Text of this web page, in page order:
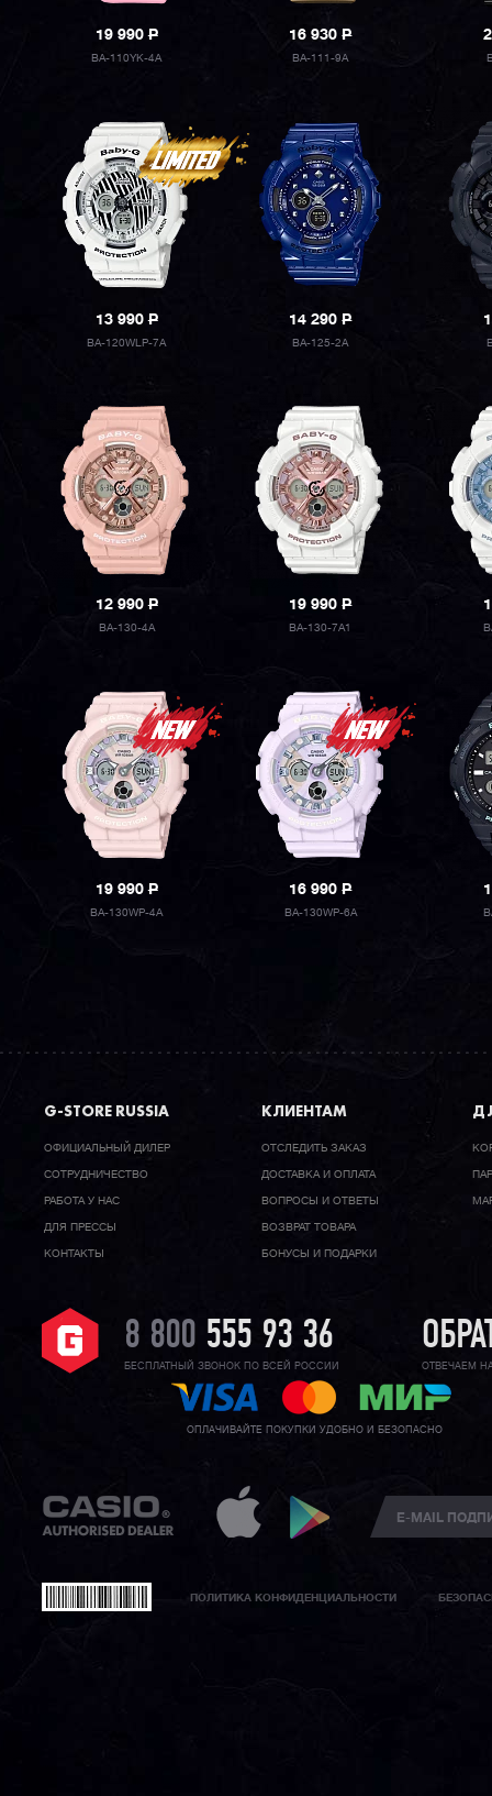
19 990P
BA-110YK-4A
16 930P
BA-111-9A
13 990P
BA-120WLP-7A
14 290P
BA-125-2A
12 990P
BA-130-4A
19 990P
BA-130-7A1
19 990P
BA-130WP-4A
16 990P
BA-130WP-6A
G-STORE RUSSIA
ОФИЦИАЛЬНЫЙ ДИЛЕР
CОТРУДНИЧЕСТВО
РАБОТА У НАС
ДЛЯ ПРЕССЫ
КОНТАКТЫ
КЛИЕНТАМ
ОТСЛЕДИТЬ ЗАКАЗ
ДОСТАВКА И ОПЛАТА
ВОПРОСЫ И ОТВЕТЫ
ВОЗВРАТ ТОВАРА
БОНУСЫ И ПОДАРКИ
8 800 555 93 36
БЕСПЛАТНЫЙ ЗВОНОК ПО ВСЕЙ РОССИИ ОТВЕЧАЕМ
ОПЛАЧИВАЙТЕ ПОКУПКИ УДОБНО И БЕЗОПАСНО
ПОЛИТИКА КОНФИДЕНЦИАЛЬНОСТИ